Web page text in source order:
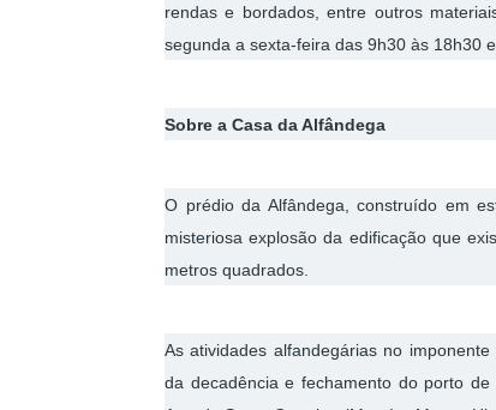
rendas e bordados, entre outros
segunda a sexta-feira das 9h30 às 18h30
Sobre a Casa da Alfândega
O prédio da Alfândega, construído em
misteriosa explosão da edificação que
metros quadrados.
As atividades alfandegárias no
da decadência e fechamento do porto